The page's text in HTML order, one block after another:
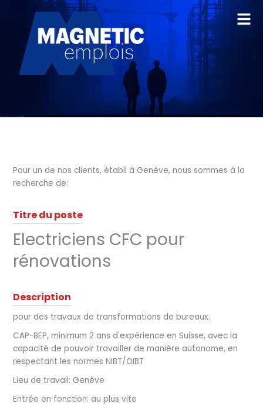
contenu
Pour un de nos clients, établi à Genève, nous sommes à la
recherche de:
Titre du poste
Electriciens CFC pour
rénovations
Description
pour des travaux de transformations de bureaux.
CAP-BEP, minimum 2 ans d'expérience en Suisse, avec la
capacité de pouvoir travailler de manière autonome, en
respectant les normes NIBT/OIBT
Lieu de travail: Genève
Entrée en fonction: au plus vite